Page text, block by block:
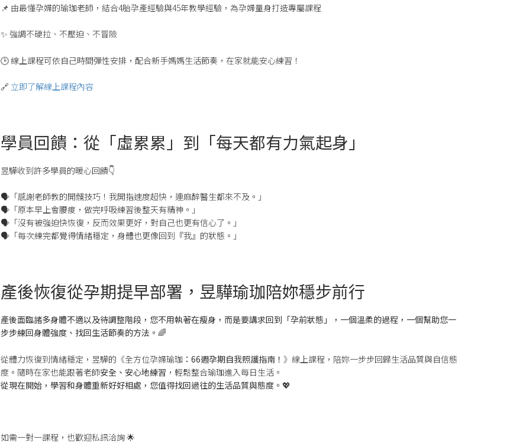
📌 由最懂孕婦的瑜珈老師，結合4胎孕產經驗與45年教學經驗，為孕婦量身打造專屬課程
✨ 強調不硬拉、不壓迫、不冒險
🕒 線上課程可依自己時間彈性安排，配合新手媽媽生活節奏，在家就能安心練習！
🔗 立即了解線上課程內容
學員回饋：從「虛累累」到「每天都有力氣起身」
昱驊收到許多學員的暖心回饋👇
🗣「感謝老師教的開髖技巧！我開指速度超快，連麻醉醫生都來不及。」
🗣「原本早上會腰痠，做完呼吸練習後整天有精神。」
🗣「沒有被強迫快恢復，反而效果更好，對自己也更有信心了。」
🗣「每次練完都覺得情緒穩定，身體也更像回到『我』的狀態。」
產後恢復從孕期提早部署，昱驊瑜珈陪妳穩步前行
產後面臨諸多身體不適以及待調整階段，您不用執著在瘦身，而是要講求回到「孕前狀態」，一個溫柔的過程，一個幫助您一
步步練回身體強度、找回生活節奏的方法。🌈
從體力恢復到情緒穩定，昱驊的《全方位孕婦瑜珈 ：66週孕期自我照護指南！》線上課程，陪妳一步步回歸生活品質與自信態
度。隨時在家也能跟著老師安全、安心地練習 ，輕鬆整合瑜珈進入每日生活。
從現在開始，學習和身體重新好好相處，您值得找回過往的生活品質與態度。💖
如需一對一課程，也歡迎私訊洽詢 🌟